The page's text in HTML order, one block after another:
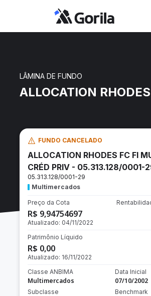
LÂMINA DE FUNDO
ALLOCATION
FUNDO CANCELADO
ALLOCATION RHODES FC FI
CRÉD PRIV - 05.313.128/0001-
05.313.128/0001-29
Multimercados
Preço da Cota
R$ 9,94754697
Atualizado: 04/11/2022
Patrimônio Líquido
R$ 0,00
Atualizado: 16/11/2022
Classe ANBIMA
Multimercados
Subclasse
Data Inicial
07/10/2002
Benchmark